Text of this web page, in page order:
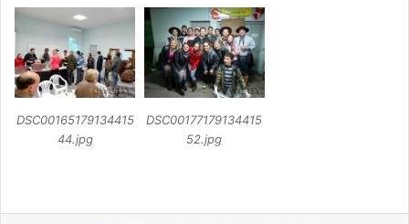
DSC00165179134415
44.jpg
DSC00177179134415
52.jpg